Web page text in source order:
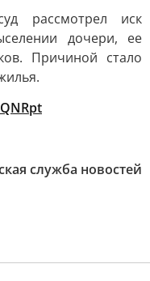
рассмотрел иск
дочери, ее
Причиной стало
служба новостей